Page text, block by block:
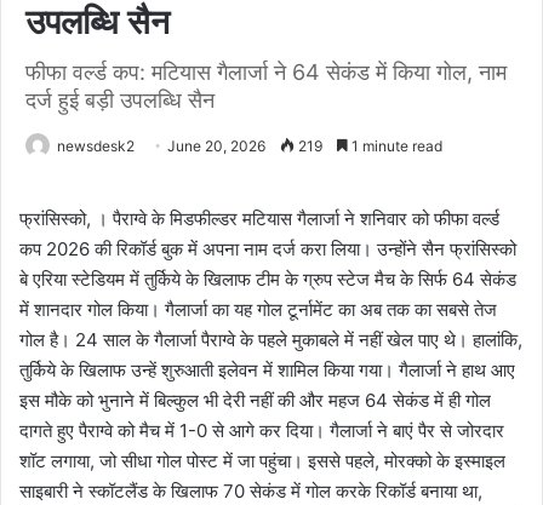
उपलब्धि सैन
फीफा वर्ल्ड कप: मटियास गैलार्जा ने 64 सेकंड में किया गोल, नाम
दर्ज हुई बड़ी उपलब्धि सैन
newsdesk2 June 20, 2026 219 1 minute read
फ्रांसिस्को, । पैराग्वे के मिडफील्डर मटियास गैलार्जा ने शनिवार को फीफा वर्ल्ड
कप 2026 की रिकॉर्ड बुक में अपना नाम दर्ज करा लिया। उन्होंने सैन फ्रांसिस्को
बे एरिया स्टेडियम में तुर्किये के खिलाफ टीम के ग्रुप स्टेज मैच के सिर्फ 64 सेकंड
में शानदार गोल किया। गैलार्जा का यह गोल टूर्नामेंट का अब तक का सबसे तेज
गोल है। 24 साल के गैलार्जा पैराग्वे के पहले मुकाबले में नहीं खेल पाए थे। हालांकि,
तुर्किये के खिलाफ उन्हें शुरुआती इलेवन में शामिल किया गया। गैलार्जा ने हाथ आए
इस मौके को भुनाने में बिल्कुल भी देरी नहीं की और महज 64 सेकंड में ही गोल
दागते हुए पैराग्वे को मैच में 1-0 से आगे कर दिया। गैलार्जा ने बाएं पैर से जोरदार
शॉट लगाया, जो सीधा गोल पोस्ट में जा पहुंचा। इससे पहले, मोरक्को के इस्माइल
साइबारी ने स्कॉटलैंड के खिलाफ 70 सेकंड में गोल करके रिकॉर्ड बनाया था,